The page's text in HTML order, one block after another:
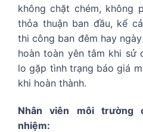
không chặt chém, không
thỏa thuận ban đầu, kể
thi công ban đêm hay
hoàn toàn yên tâm khi sử
lo gặp tình trạng báo giá
khi hoàn thành.
Nhân viên môi trường
nhiệm: